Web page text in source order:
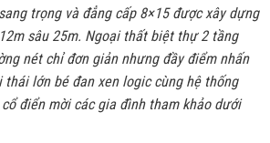
trọng và đẳng cấp 8×15 được xây dựng
sâu 25m. Ngoại thất biệt thự 2 tầng
nét chỉ đơn giản nhưng đầy điểm nhấn
lớn bé đan xen logic cùng hệ thống
điển mời các gia đình tham khảo dưới